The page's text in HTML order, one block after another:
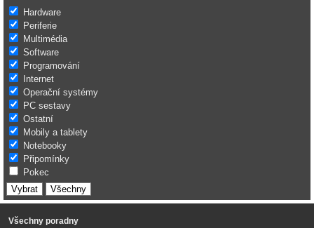
Hardware
Periferie
Multimédia
Software
Programování
Internet
Operační systémy
PC sestavy
Ostatní
Mobily a tablety
Notebooky
Připomínky
Pokec
Všechny poradny